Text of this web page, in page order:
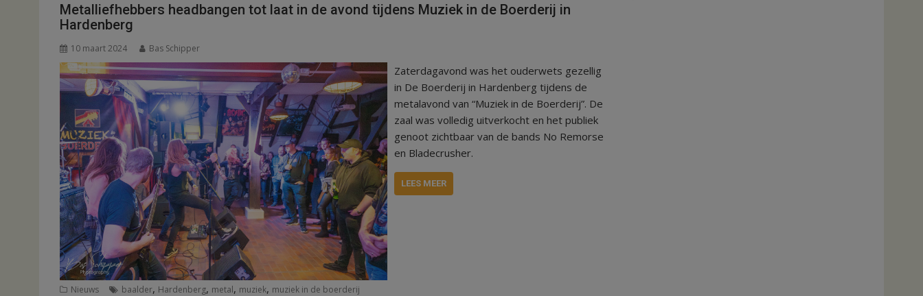
Metalliefhebbers headbangen tot laat in de avond tijdens Muziek in de Boerderij in
Hardenberg
10 maart 2024 Bas Schipper
Zaterdagavond was het ouderwets gezellig
in De Boerderij in Hardenberg tijdens de
metalavond van “Muziek in de Boerderij”. De
zaal was volledig uitverkocht en het publiek
genoot zichtbaar van de bands No Remorse
en Bladecrusher.
LEES MEER
Nieuws baalder, Hardenberg, metal, muziek, muziek in de boerderij